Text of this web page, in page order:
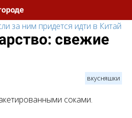
за ним придется идти в Китай
свежие
вкусняшки
соками.